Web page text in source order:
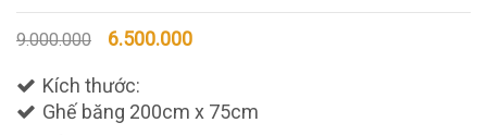
9.000.000 6.500.000
Kích thước:
Ghế băng 200cm x 75cm